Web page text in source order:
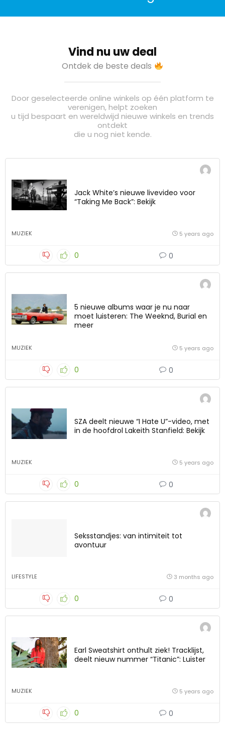
Vind nu uw deal
Ontdek de beste deals
Door geselecteerde online winkels op één platform te
verenigen, helpt zoeken
u tijd bespaart en wereldwijd nieuwe winkels en trends
ontdekt
die u nog niet kende.
Jack White’s nieuwe livevideo voor
“Taking Me Back”: Bekijk
MUZIEK 5 years ago
0 0
5 nieuwe albums waar je nu naar
moet luisteren: The Weeknd, Burial en
meer
MUZIEK 5 years ago
0 0
SZA deelt nieuwe “I Hate U”-video, met
in de hoofdrol Lakeith Stanfield: Bekijk
MUZIEK 5 years ago
0 0
Seksstandjes: van intimiteit tot
avontuur
LIFESTYLE 3 months ago
0 0
Earl Sweatshirt onthult ziek! Tracklijst,
deelt nieuw nummer “Titanic”: Luister
MUZIEK 5 years ago
0 0